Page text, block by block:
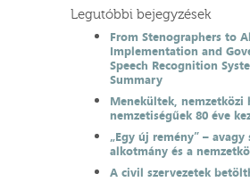
Legutóbbi bejegyzések
From Stenographers to
Implementation and
Speech Recognition
Summary
Menekültek,
nemzetiségűek 80 éve
„Egy új remény” –
alkotmány és a
A civil szervezetek